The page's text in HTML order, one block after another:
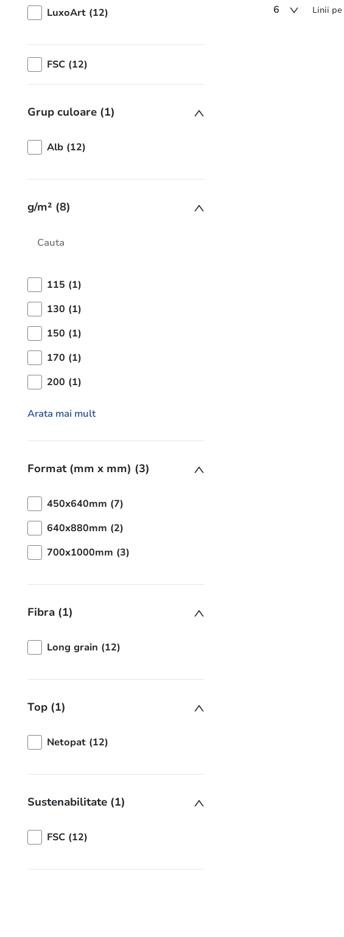
LuxoArt (12)
FSC (12)
Grup culoare (1)
Alb (12)
g/m² (8)
115 (1)
130 (1)
150 (1)
170 (1)
200 (1)
Arata mai mult
Format (mm x mm) (3)
450x640mm (7)
640x880mm (2)
700x1000mm (3)
Fibra (1)
Long grain (12)
Top (1)
Netopat (12)
Sustenabilitate (1)
FSC (12)
6 Linii